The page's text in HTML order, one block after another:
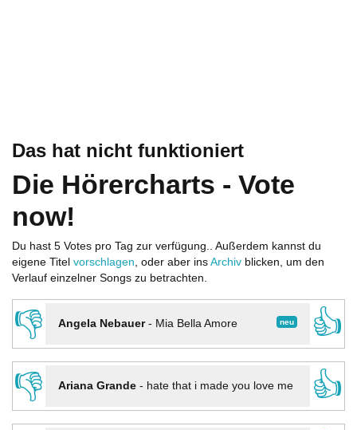
Das hat nicht funktioniert
Die Hörercharts - Vote
now!
Du hast 5 Votes pro Tag zur verfügung.. Außerdem kannst du
eigene Titel vorschlagen, oder aber ins Archiv blicken, um den
Verlauf einzelner Songs zu betrachten.
👎 neu
Angela Nebauer- Mia Bella Amore
👍
👎
Ariana Grande- hate that i made you love me
👍